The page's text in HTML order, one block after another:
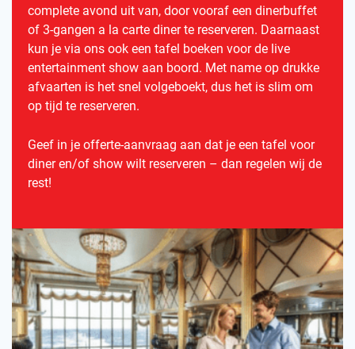
complete avond uit van, door vooraf een dinerbuffet
of 3-gangen a la carte diner te reserveren. Daarnaast
kun je via ons ook een tafel boeken voor de live
entertainment show aan boord. Met name op drukke
afvaarten is het snel volgeboekt, dus het is slim om
op tijd te reserveren.
Geef in je offerte-aanvraag aan dat je een tafel voor
diner en/of show wilt reserveren – dan regelen wij de
rest!